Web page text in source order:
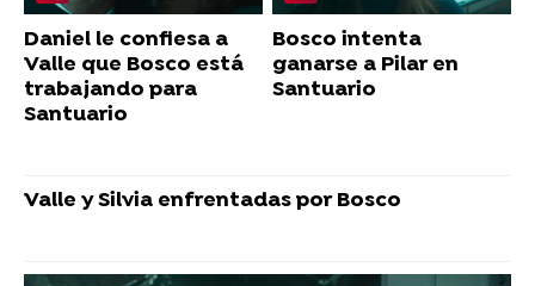
Daniel le confiesa a
Valle que Bosco está
trabajando para
Santuario
Bosco intenta
ganarse a Pilar en
Santuario
Valle y Silvia enfrentadas por Bosco